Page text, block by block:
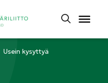
Usein kysyttyä